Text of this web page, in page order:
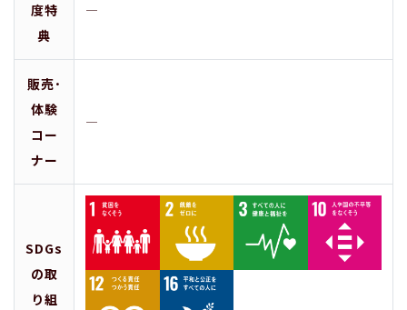
度特
典
―
販売･
体験
コー
ナー
―
SDGs
の取
り組